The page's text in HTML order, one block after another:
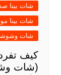
شات بينا
شات بينا
شات
كيف
(شات